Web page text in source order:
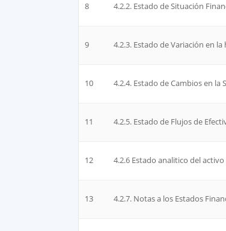
8 4.2.2. Estado de Situación
9 4.2.3. Estado de Variación en
10 4.2.4. Estado de Cambios en la
11 4.2.5. Estado de Flujos de
12 4.2.6 Estado analitico del activo
13 4.2.7. Notas a los Estados